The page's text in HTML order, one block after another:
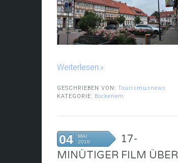
Weiterlesen
GESCHRIEBEN VON: Tourismusnews
KATEGORIE: Bockenem
04
MAI
2016
17-
MINÜTIGER FILM ÜBER